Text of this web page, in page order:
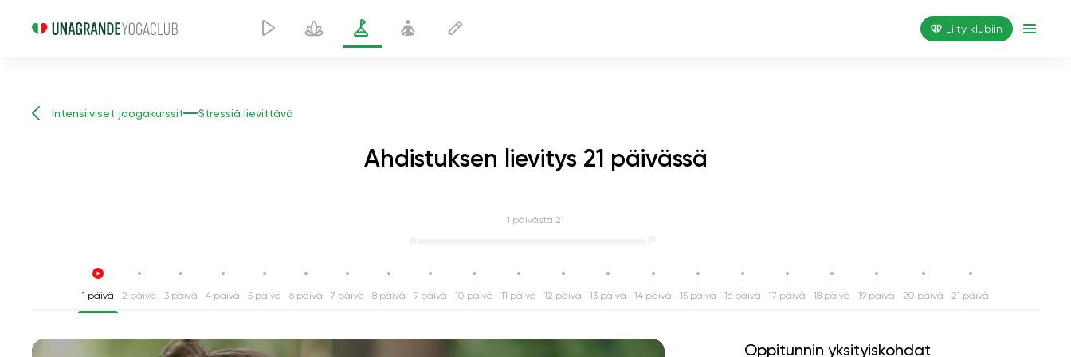
Liity klubiin
Intensiiviset joogakurssit Stressiä lievittävä
Ahdistuksen lievitys 21 päivässä
1 päivästä 21
1 päivä 2 päivä 3 päivä 4 päivä 5 päivä 6 päivä 7 päivä 8 päivä 9 päivä 10 päivä 11 päivä 12 päivä 13 päivä 14 päivä 15 päivä 16 päivä 17 päivä 18 päivä 19 päivä 20 päivä 21 päivä
Oppitunnin yksityiskohdat